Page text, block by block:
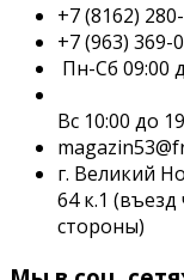
+7 (8162)
+7 (963) 369-
Пн-Сб 09:00
Вс 10:00 до
г. Великий
64 к.1
стороны)